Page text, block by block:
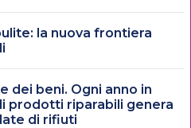
la nuova frontiera
dei beni. Ogni anno in
prodotti riparabili genera
di rifiuti